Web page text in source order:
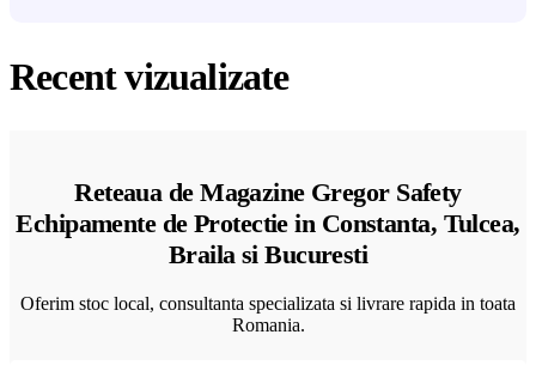
Recent vizualizate
Reteaua de Magazine Gregor Safety
Echipamente de Protectie in Constanta, Tulcea,
Braila si Bucuresti
Oferim stoc local, consultanta specializata si livrare rapida in toata
Romania.